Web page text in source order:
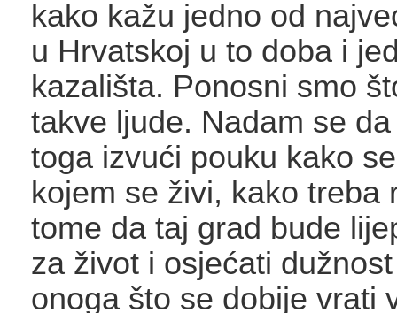
kako kažu jedno od
u Hrvatskoj u to doba i
kazališta. Ponosni smo
takve ljude. Nadam se
toga izvući pouku kako
kojem se živi, kako treba
tome da taj grad bude
za život i osjećati
onoga što se dobije vrati